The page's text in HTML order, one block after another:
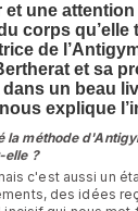
et une
corps qu’elle
de
et sa
un beau
explique
la méthode
elle ?
c'est aussi un
des idées